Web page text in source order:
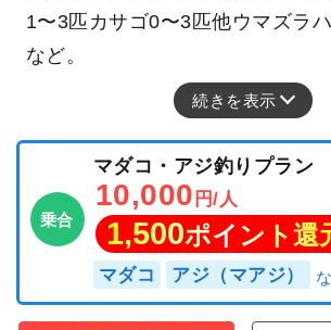
1〜3匹カサゴ0〜3匹他ウマズラ
など。
続きを表示
乗合
マダコ・アジ釣りプラン
10,000 円/人
1,500ポイント還
マダコ アジ（マアジ）